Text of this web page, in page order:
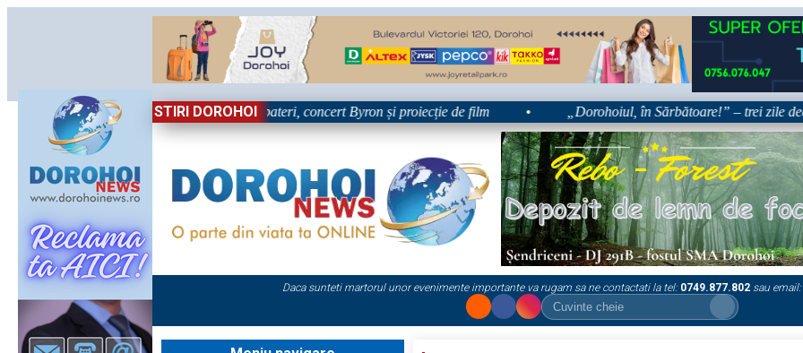
STIRI DOROHOI
zile la Zilele Nordului 2026: Dezbateri, concert Byron și proiecție de film • „Dorohoiul, în Sărbătoare!” – trei zile
Daca sunteti martorul unor evenimente importante va rugam sa ne contactati la tel: 0749.877.802 sau email: